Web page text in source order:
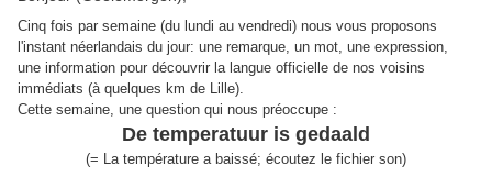
Cinq fois par semaine (du lundi au vendredi) nous vous proposons
l'instant néerlandais du jour: une remarque, un mot, une expression,
une information pour découvrir la langue officielle de nos voisins
immédiats (à quelques km de Lille).
Cette semaine, une question qui nous préoccupe :
De temperatuur is gedaald
(= La température a baissé; écoutez le fichier son)